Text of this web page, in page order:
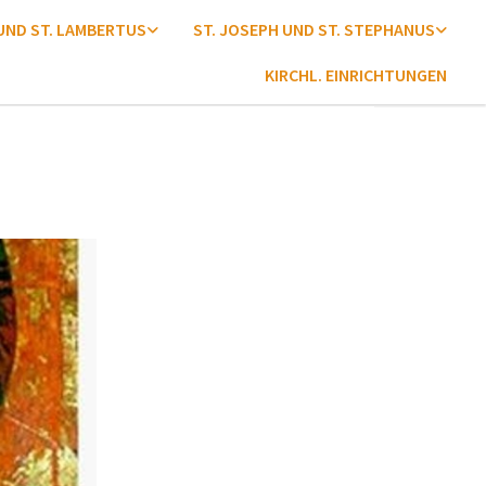
ST. LAMBERTUS ST. JOSEPH UND ST. STEPHANUS
KIRCHL. EINRICHTUNGEN